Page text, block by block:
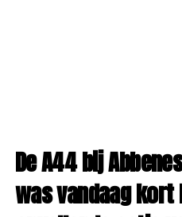
De A44 bij
was vandaag